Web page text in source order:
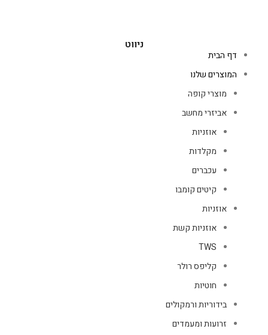
ניווט
דף הבית
המוצרים שלנו
מוצרי קופה
אביזרי מחשב
אוזניות
מקלדות
עכברים
קיטים קומבו
אוזניות
אוזניות קשת
TWS
קליפס רולר
חוטיות
בידוריות ורמקולים
זרועות ומעמדים